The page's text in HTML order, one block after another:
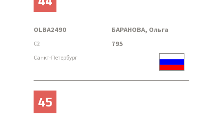
OLBA2490 БАРАНОВА, Ольга
C2 795
Санкт-Петербург
45